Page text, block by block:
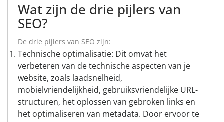
Wat zijn de drie pijlers van
SEO?
De drie pijlers van SEO zijn:
Technische optimalisatie: Dit omvat het
verbeteren van de technische aspecten van je
website, zoals laadsnelheid,
mobielvriendelijkheid, gebruiksvriendelijke URL-
structuren, het oplossen van gebroken links en
het optimaliseren van metadata. Door ervoor te